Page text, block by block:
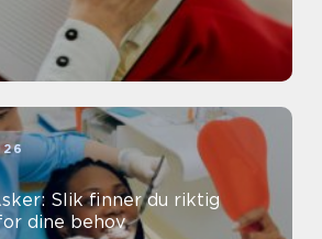
Slik finner du riktig
dine behov